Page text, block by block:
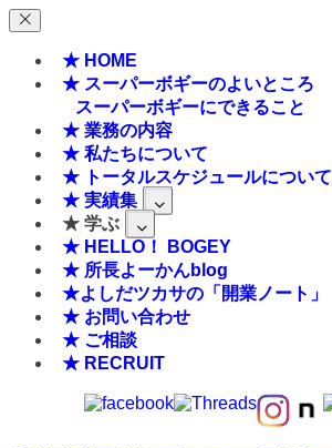
★ HOME
★ スーパーボギーのよいところ
スーパーボギーにできること
★ 業務の内容
★ 私たちについて
★ トータルスケジュールについて
★ 実績集
★ 学ぶ
★ HELLO！ BOGEY
★ 所長よーかんblog
★よしだツカサの「開業ノート」
★ お問い合わせ
★ ご相談
★ RECRUIT